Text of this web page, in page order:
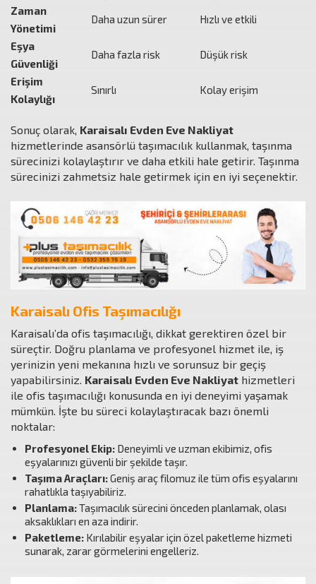
Zaman
Yönetimi
Daha uzun sürer Hızlı ve etkili
Eşya
Güvenliği
Daha fazla risk Düşük risk
Erişim
Kolaylığı
Sınırlı Kolay erişim
Sonuç olarak, Karaisalı Evden Eve Nakliyat
hizmetlerinde asansörlü taşımacılık kullanmak, taşınma
sürecinizi kolaylaştırır ve daha etkili hale getirir. Taşınma
sürecinizi zahmetsiz hale getirmek için en iyi seçenektir.
Karaisalı Ofis Taşımacılığı
Karaisalı’da ofis taşımacılığı, dikkat gerektiren özel bir
süreçtir. Doğru planlama ve profesyonel hizmet ile, iş
yerinizin yeni mekanına hızlı ve sorunsuz bir geçiş
yapabilirsiniz. Karaisalı Evden Eve Nakliyat hizmetleri
ile ofis taşımacılığı konusunda en iyi deneyimi yaşamak
mümkün. İşte bu süreci kolaylaştıracak bazı önemli
noktalar:
Profesyonel Ekip: Deneyimli ve uzman ekibimiz, ofis
eşyalarınızı güvenli bir şekilde taşır.
Taşıma Araçları:Geniş araç filomuz ile tüm ofis eşyalarını
rahatlıkla taşıyabiliriz.
Planlama:Taşımacılık sürecini önceden planlamak, olası
aksaklıkları en aza indirir.
Paketleme: Kırılabilir eşyalar için özel paketleme hizmeti
sunarak, zarar görmelerini engelleriz.